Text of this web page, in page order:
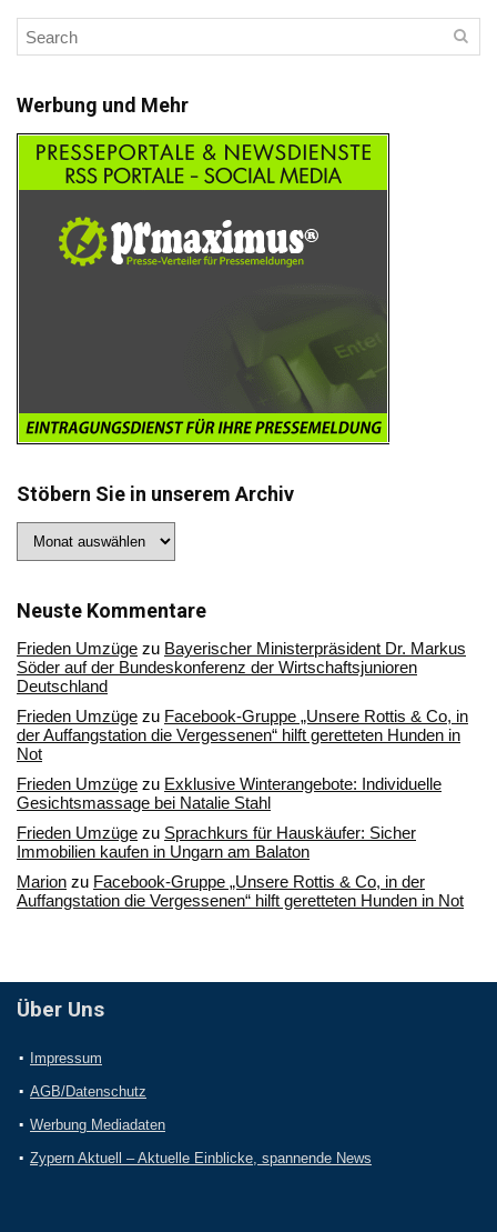
Werbung und Mehr
Stöbern Sie in unserem Archiv
Sie
Archiv
Neuste Kommentare
Frieden Umzüge zu Bayerischer Ministerpräsident Dr. Markus
Söder auf der Bundeskonferenz der Wirtschaftsjunioren
Deutschland
Frieden Umzüge zu Facebook-Gruppe „Unsere Rottis & Co, in
der Auffangstation die Vergessenen“ hilft geretteten Hunden in
Not
Frieden Umzüge zu Exklusive Winterangebote: Individuelle
Gesichtsmassage bei Natalie Stahl
Frieden Umzüge zu Sprachkurs für Hauskäufer: Sicher
Immobilien kaufen in Ungarn am Balaton
Marion zu Facebook-Gruppe „Unsere Rottis & Co, in der
Auffangstation die Vergessenen“ hilft geretteten Hunden in Not
Über Uns
Impressum
AGB/Datenschutz
Werbung Mediadaten
Zypern Aktuell – Aktuelle Einblicke, spannende News